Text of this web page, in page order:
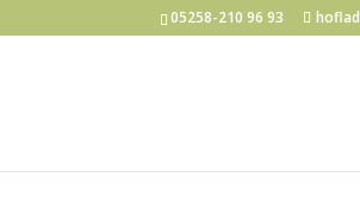
05258-210 96 93